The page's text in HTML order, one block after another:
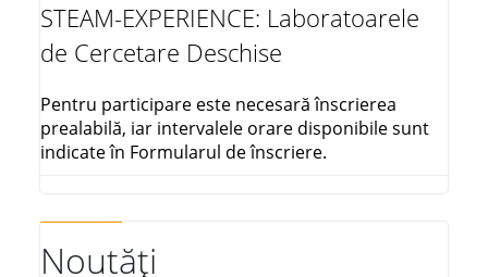
STEAM-EXPERIENCE: Laboratoarele
de Cercetare Deschise
Pentru participare este necesară înscrierea
prealabilă, iar intervalele orare disponibile sunt
indicate în Formularul de înscriere.
Noutăți